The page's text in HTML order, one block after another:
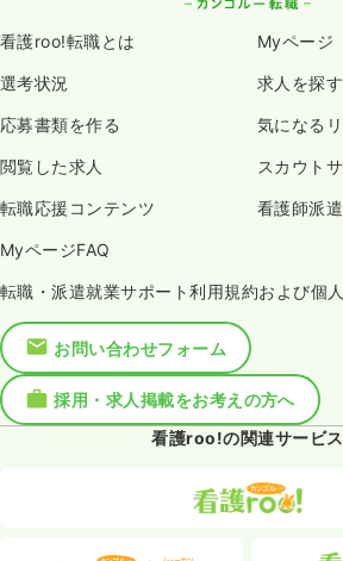
看護roo!転職とは Myページ
選考状況 求人を探す
応募書類を作る 気になる
閲覧した求人 スカウト
転職応援コンテンツ 看護師派
MyページFAQ
転職・派遣就業サポート利用規約および個
お問い合わせフォーム
採用・求人掲載をお考えの方へ
看護roo!の関連サービス